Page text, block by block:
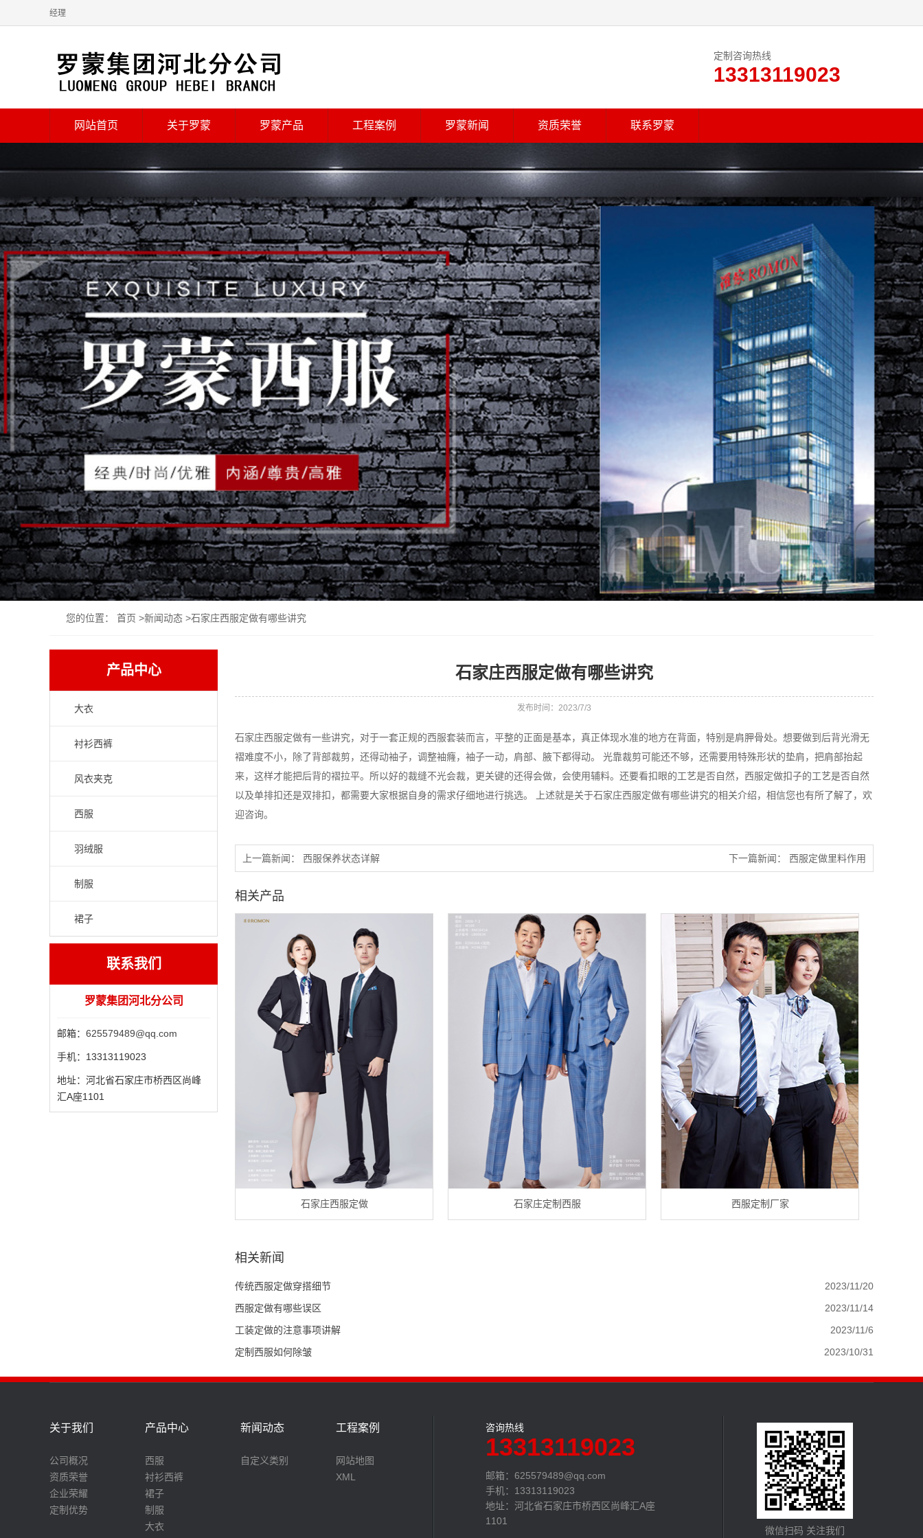
经理
定制咨询热线
13313119023
网站首页 关于罗蒙 罗蒙产品 工程案例 罗蒙新闻 资质荣誉 联系罗蒙
您的位置： 首页 >新闻动态 >石家庄西服定做有哪些讲究
产品中心
大衣
衬衫西裤
风衣夹克
西服
羽绒服
制服
裙子
联系我们
罗蒙集团河北分公司
邮箱： 625579489@qq.com
手机： 13313119023
地址： 河北省石家庄市桥西区尚峰
汇A座1101
石家庄西服定做有哪些讲究
发布时间：2023/7/3
石家庄西服定做有一些讲究，对于一套正规的西服套装而言，平整的正面是基本，真正体现水准的地方在背面，特别是肩胛骨处。想要做到后背光滑无
褶难度不小，除了背部裁剪，还得动袖子，调整袖癃，袖子一动，肩部、腋下都得动。 光靠裁剪可能还不够，还需要用特殊形状的垫肩，把肩部抬起
来，这样才能把后背的褶拉平。所以好的裁缝不光会裁，更关键的还得会做，会使用辅料。还要看扣眼的工艺是否自然，西服定做扣子的工艺是否自然
以及单排扣还是双排扣，都需要大家根据自身的需求仔细地进行挑选。 上述就是关于石家庄西服定做有哪些讲究的相关介绍，相信您也有所了解了，欢
迎咨询。
上一篇新闻： 西服保养状态详解 下一篇新闻： 西服定做里料作用
相关产品
石家庄西服定做 石家庄定制西服 西服定制厂家
相关新闻
传统西服定做穿搭细节
2023/11/20
西服定做有哪些误区
2023/11/14
工装定做的注意事项讲解
2023/11/6
定制西服如何除皱
2023/10/31
关于我们
公司概况
资质荣誉
企业荣耀
定制优势
产品中心
西服
衬衫西裤
裙子
制服
大衣
新闻动态
自定义类别
工程案例
网站地图
XML
咨询热线
13313119023
邮箱： 625579489@qq.com
手机：13313119023
地址：河北省石家庄市桥西区尚峰汇A座
1101
微信扫码 关注我们